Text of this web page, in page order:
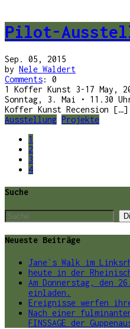
Pilot-
Sep. 05, 2015
by Nele Waldert
Comments: 0
1 Koffer Kunst 3-17 May,
Sonntag, 3. Mai • 11.30
Koffer Kunst Recension […]
Ausstellung Projekte
1
2
3
4
Suche
Neueste Beiträge
Jane`s Walk im
heute in der
Am Donnerstag, den
einladen.
Ereignisse werfen
Nach einer
FINSSAGE der